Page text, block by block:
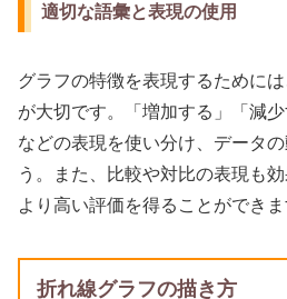
適切な語彙と表現の使用
グラフの特徴を表現するために
が大切です。「増加する」「減
などの表現を使い分け、データ
う。また、比較や対比の表現も
より高い評価を得ることができま
折れ線グラフの描き方